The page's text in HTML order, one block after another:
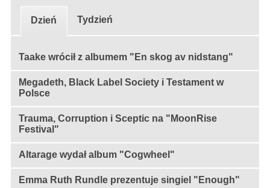
Dzień Tydzień
Taake wrócił z albumem "En skog av nidstang"
Megadeth, Black Label Society i Testament w
Polsce
Trauma, Corruption i Sceptic na "MoonRise
Festival"
Altarage wydał album "Cogwheel"
Emma Ruth Rundle prezentuje singiel "Enough"